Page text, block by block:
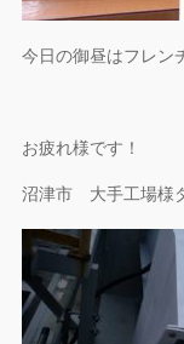
今日の御昼はフレン
お疲れ様です！
沼津市 大手工場様